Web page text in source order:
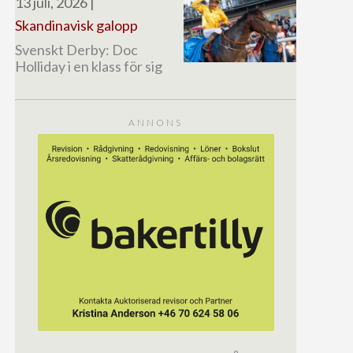
Skandinavisk galopp
Svenskt Derby: Doc
Holliday i en klass för sig
ANNONS